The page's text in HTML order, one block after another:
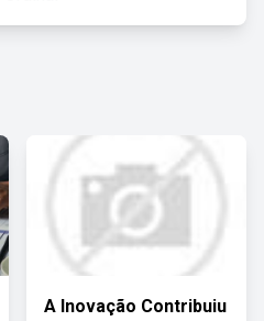
A Inovação Contribuiu